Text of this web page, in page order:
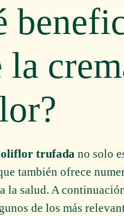
la
trufada no solo
también ofrece
la salud. A
de los más